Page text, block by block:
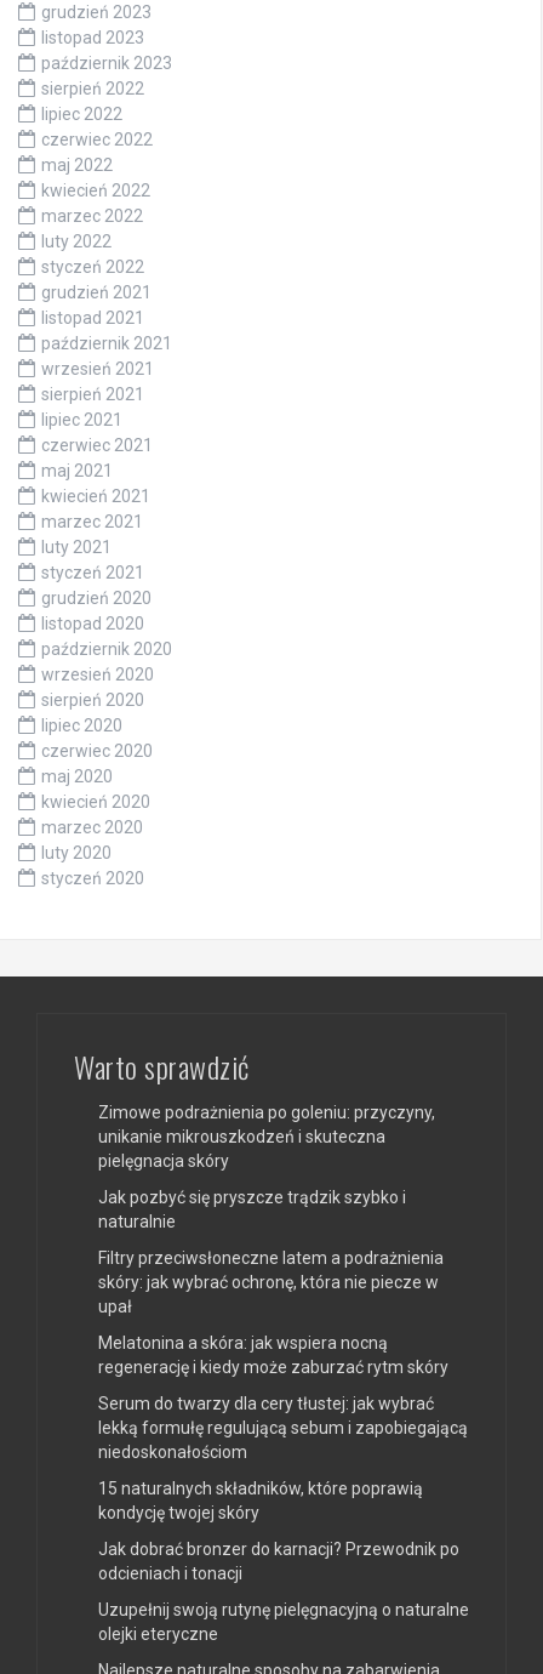
grudzień 2023
listopad 2023
październik 2023
sierpień 2022
lipiec 2022
czerwiec 2022
maj 2022
kwiecień 2022
marzec 2022
luty 2022
styczeń 2022
grudzień 2021
listopad 2021
październik 2021
wrzesień 2021
sierpień 2021
lipiec 2021
czerwiec 2021
maj 2021
kwiecień 2021
marzec 2021
luty 2021
styczeń 2021
grudzień 2020
listopad 2020
październik 2020
wrzesień 2020
sierpień 2020
lipiec 2020
czerwiec 2020
maj 2020
kwiecień 2020
marzec 2020
luty 2020
styczeń 2020
Warto sprawdzić
Zimowe podrażnienia po goleniu: przyczyny,
unikanie mikrouszkodzeń i skuteczna
pielęgnacja skóry
Jak pozbyć się pryszcze trądzik szybko i
naturalnie
Filtry przeciwsłoneczne latem a podrażnienia
skóry: jak wybrać ochronę, która nie piecze w
upał
Melatonina a skóra: jak wspiera nocną
regenerację i kiedy może zaburzać rytm skóry
Serum do twarzy dla cery tłustej: jak wybrać
lekką formułę regulującą sebum i zapobiegającą
niedoskonałościom
15 naturalnych składników, które poprawią
kondycję twojej skóry
Jak dobrać bronzer do karnacji? Przewodnik po
odcieniach i tonacji
Uzupełnij swoją rutynę pielęgnacyjną o naturalne
olejki eteryczne